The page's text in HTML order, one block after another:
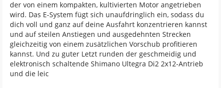
der von einem kompakten, kultivierten Motor angetrieben
wird. Das E-System fügt sich unaufdringlich ein, sodass du
dich voll und ganz auf deine Ausfahrt konzentrieren kannst
und auf steilen Anstiegen und ausgedehnten Strecken
gleichzeitig von einem zusätzlichen Vorschub profitieren
kannst. Und zu guter Letzt runden der geschmeidig und
elektronisch schaltende Shimano Ultegra Di2 2x12-Antrieb
und die leic